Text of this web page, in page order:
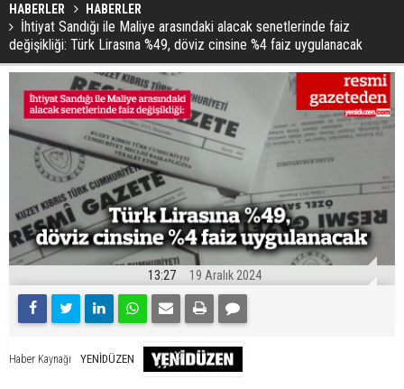
HABERLER HABERLER
İhtiyat Sandığı ile Maliye arasındaki alacak senetlerinde faiz
değişikliği: Türk Lirasına %49, döviz cinsine %4 faiz uygulanacak
13:27 19 Aralık 2024
Haber Kaynağı YENİDÜZEN